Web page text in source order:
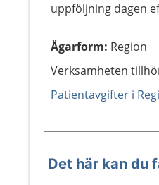
uppföljning dagen
Ägarform: Region
Verksamheten
Patientavgifter i
Det här kan du